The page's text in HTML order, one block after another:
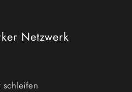
Netzwerk
schleifen